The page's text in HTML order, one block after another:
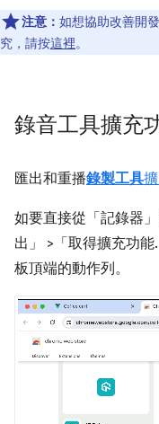
注意： 如想協助改善開
究，請按這裡。
錄音工具擴充
匯出和重播錄製工具
如要直接從「記錄器」
出」
>「取得擴充功能
板頂端的動作列。